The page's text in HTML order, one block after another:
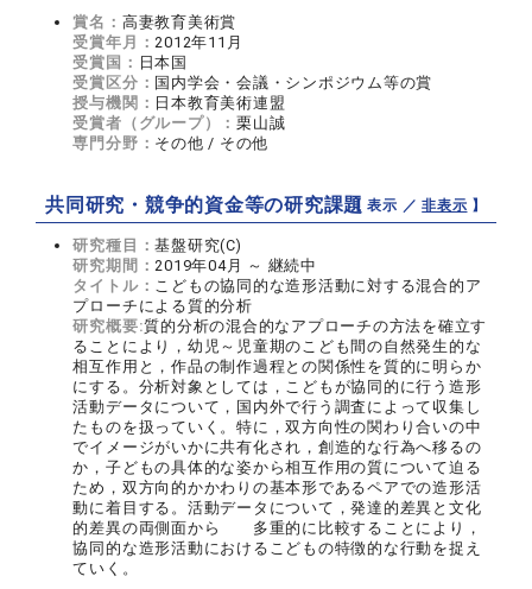
賞名： 高妻教育美術賞
受賞年月： 2012年11月
受賞国： 日本国
受賞区分： 国内学会・会議・シンポジウム等の賞
授与機関： 日本教育美術連盟
受賞者（グループ）：栗山誠
専門分野： その他 / その他
共同研究・競争的資金等の研究課題【 表示 ／非表示 】
研究種目：基盤研究(C)
研究期間： 2019年04月 ～ 継続中
タイトル： こどもの協同的な造形活動に対する混合的ア
プローチによる質的分析
研究概要:質的分析の混合的なアプローチの方法を確立す
ることにより，幼児～児童期のこども間の自然発生的な
相互作用と，作品の制作過程との関係性を質的に明らか
にする。分析対象としては，こどもが協同的に行う造形
活動データについて，国内外で行う調査によって収集し
たものを扱っていく。特に，双方向性の関わり合いの中
でイメージがいかに共有化され，創造的な行為へ移るの
か，子どもの具体的な姿から相互作用の質について迫る
ため，双方向的かかわりの基本形であるペアでの造形活
動に着目する。活動データについて，発達的差異と文化
的差異の両側面から 多重的に比較することにより，
協同的な造形活動におけるこどもの特徴的な行動を捉え
ていく。